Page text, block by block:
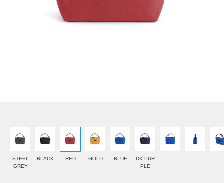
STEEL
GREY
BLACK RED GOLD BLUE
DK.PUR
PLE